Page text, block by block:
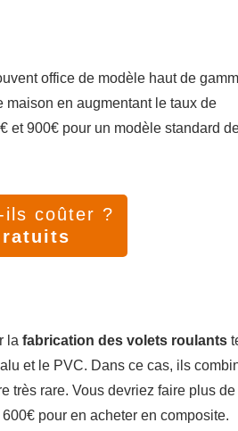
office de modèle haut de
maison en augmentant le taux de
et 900€ pour un modèle standard
ils coûter ?
la fabrication des volets roulants
et le PVC. Dans ce cas, ils
très rare. Vous devriez faire plus de
pour en acheter en composite.